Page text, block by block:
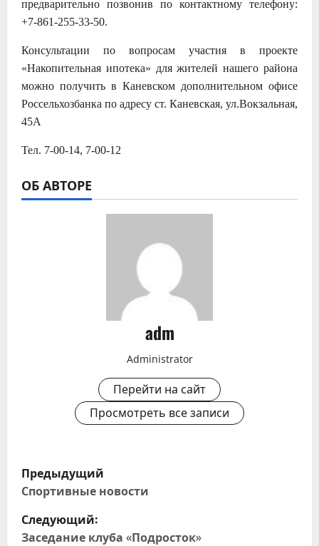
предварительно позвонив по контактному телефону:
+7-861-255-33-50.
Консультации по вопросам участия в проекте
«Накопительная ипотека» для жителей нашего района
можно получить в Каневском дополнительном офисе
Россельхозбанка по адресу ст. Каневская, ул.Вокзальная,
45А
Тел. 7-00-14, 7-00-12
ОБ АВТОРЕ
adm
Administrator
Перейти на сайт
Просмотреть все записи
Н
а
в
Предыдущий
Спортивные новости
Следующий:
Заседание клуба «Подросток»